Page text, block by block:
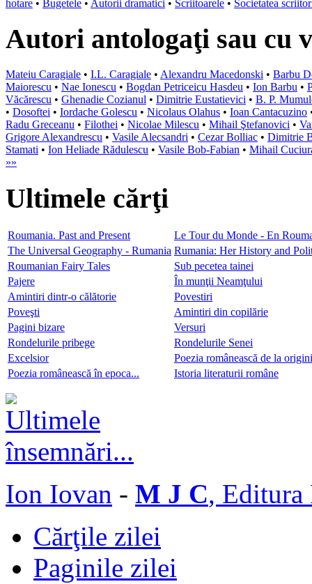
hotare • Bugetele • Autorii dramatici • Scriitoarele • Societatea
Autori antologaţi sau cu
Mateiu Caragiale • I.L. Caragiale • Alexandru Macedonski • Barbu
Maiorescu • Nae Ionescu • Bogdan Petriceicu Hasdeu • Ion Barbu •
Văcărescu • Ghenadie Cozianul • Dimitrie Eustatievici • B. P.
• Dosoftei • Iordache Golescu • Nicolaus Olahus • Ioan Cantacuzino
Radu Greceanu • Filothei • Nicolae Milescu • Mihail Ştefanovici •
Grigore Alexandrescu • Vasile Alecsandri • Cezar Bolliac • Dimitrie
Stamati • Ion Heliade Rădulescu • Vasile Bob-Fabian • Mihail
»»
Ultimele cărţi
Roumania. Past and Present
Le Tour du Monde - En
The Universal Geography - Rumania Rumania: Her History and
Roumanian Fairy Tales
Sub pecetea tainei
Pajere
În munţii Neamţului
Amintiri dintr-o călătorie
Povestiri
Poveşti
Amintiri din copilărie
Pagini bizare
Versuri
Rondelurile pribege
Rondelurile Senei
Excelsior
Poezia românească de la
Poezia românească în epoca...
Istoria literaturii române
Ion Iovan - M J C, Editura
Cărţile zilei
Paginile zilei